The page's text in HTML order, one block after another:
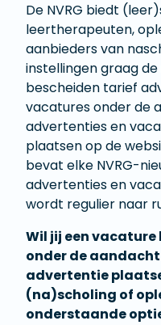
De NVRG biedt
leertherapeuten,
aanbieders van
instellingen graag
bescheiden tarief
vacatures onder de
advertenties en
plaatsen op de
bevat elke NVRG-
advertenties en
wordt regulier naar
Wil jij een
onder de
advertentie
(na)scholing of
onderstaande